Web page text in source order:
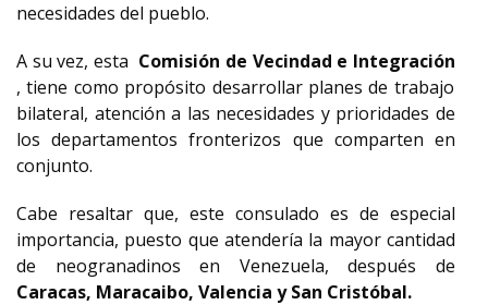
necesidades del pueblo.
A su vez, esta Comisión de Vecindad e Integración
, tiene como propósito desarrollar planes de trabajo
bilateral, atención a las necesidades y prioridades de
los departamentos fronterizos que comparten en
conjunto.
Cabe resaltar que, este consulado es de especial
importancia, puesto que atendería la mayor cantidad
de neogranadinos en Venezuela, después de
Caracas, Maracaibo, Valencia y San Cristóbal.